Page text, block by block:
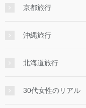
京都旅行
沖縄旅行
北海道旅行
30代女性のリアル